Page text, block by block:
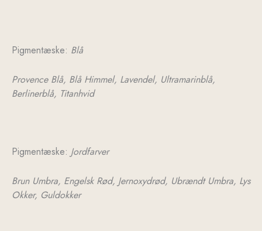
Pigmentæske: Blå
Provence Blå, Blå Himmel, Lavendel, Ultramarinblå,
Berlinerblå, Titanhvid
Pigmentæske: Jordfarver
Brun Umbra, Engelsk Rød, Jernoxydrød, Ubrændt Umbra, Lys
Okker, Guldokker